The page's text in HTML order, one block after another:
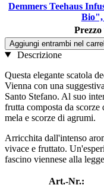
Demmers Teehaus
Bio",
Prezzo
Aggiungi entrambi nel
Descrizione
Questa elegante scatola
Vienna con una
Santo Stefano. Al suo
frutta composta da
mela e scorze di agrumi.
Arricchita dall'intenso
vivace e fruttato.
fascino viennese alla
Art.-Nr.: